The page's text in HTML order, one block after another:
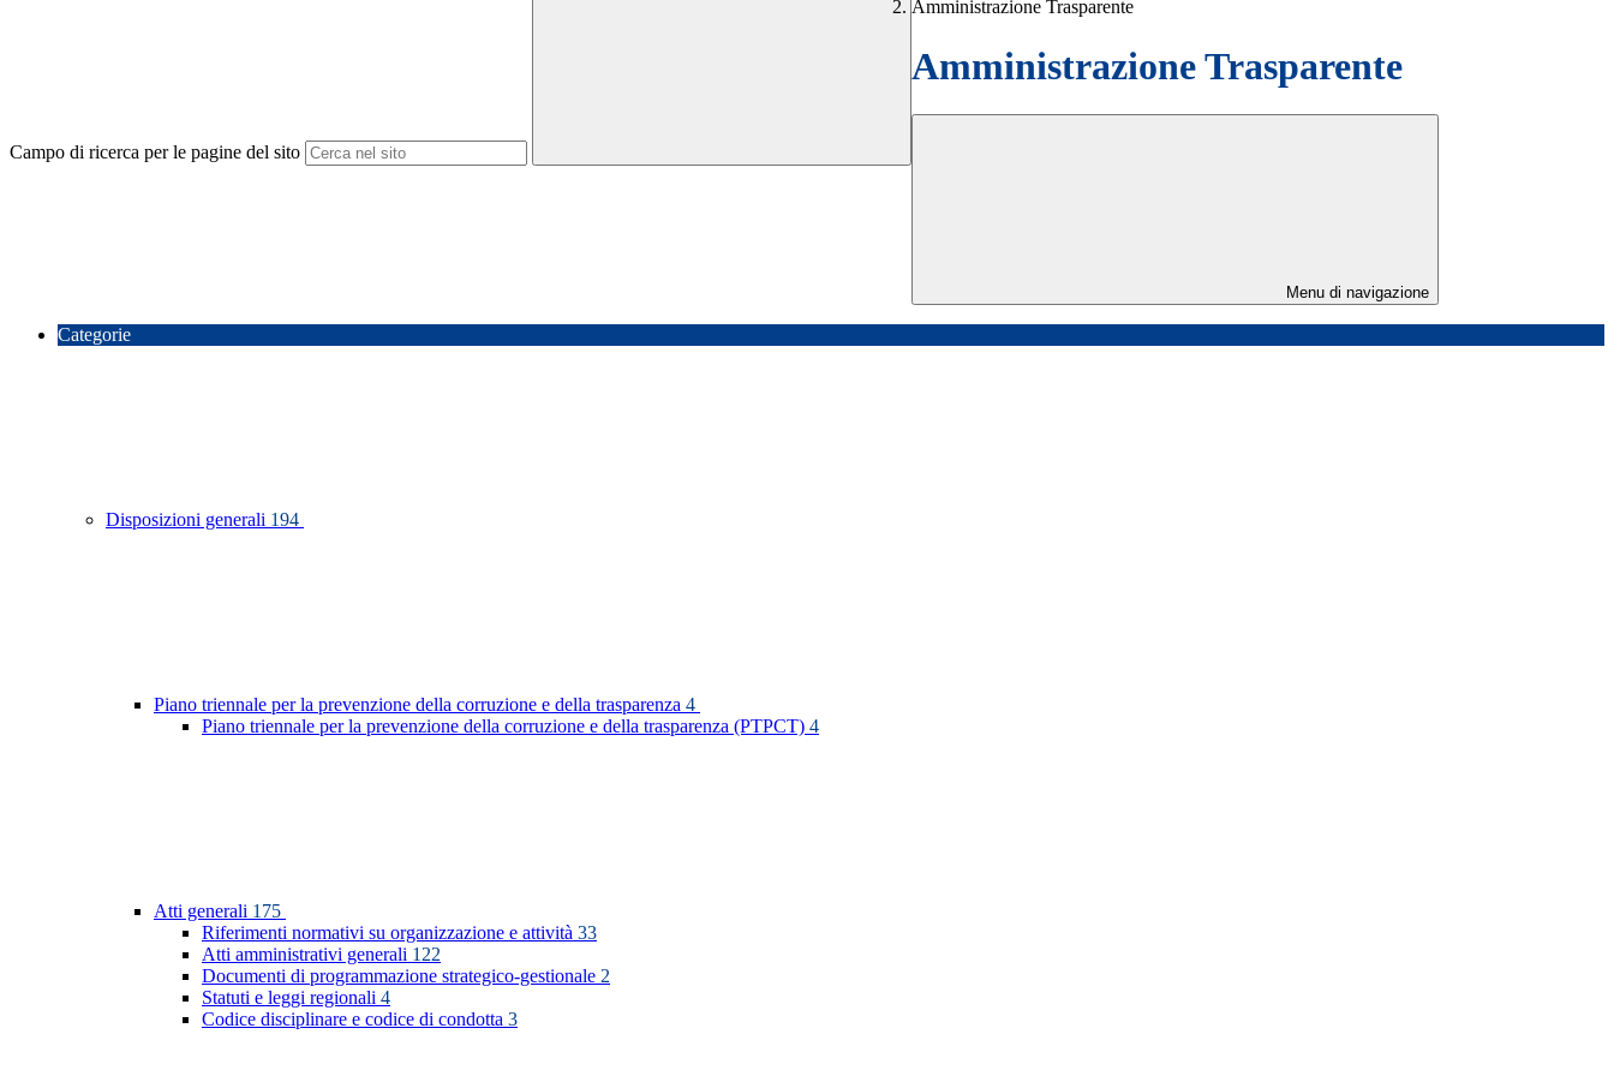
Campo di ricerca per le pagine del sito
Amministrazione Trasparente
Amministrazione Trasparente
Menu di navigazione
Categorie
Disposizioni generali 194
Piano triennale per la prevenzione della corruzione e della trasparenza 4
Piano triennale per la prevenzione della corruzione e della trasparenza (PTPCT) 4
Atti generali 175
Riferimenti normativi su organizzazione e attività 33
Atti amministrativi generali 122
Documenti di programmazione strategico-gestionale 2
Statuti e leggi regionali 4
Codice disciplinare e codice di condotta 3